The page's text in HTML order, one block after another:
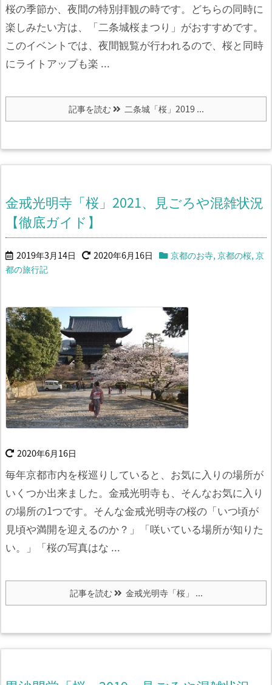
桜の季節か、夜間の特別拝観の時です。 どちらの同時に
楽しみたい方は、「二条城桜まつり」がおすすめです。
このイベントでは、夜間観覧が行われるので、桜と同時
にライトアップも楽 ...
記事を読む 二条城「桜」2019 ...
金戒光明寺「桜」2021、見ごろや混雑状況
【徹底ガイド】
2019年3月14日 2020年6月16日 京都のお寺,京都の桜,京
都の旅行記
2020年6月16日
毎年京都市内を桜巡りしていると、お気に入りの場所が
いくつか出来ました。金戒光明寺も、そんなお気に入り
の場所の1つです。 そんな金戒光明寺の桜の「いつ頃が
見頃や満開を迎えるのか？」「咲いている場所が知りた
い。」「桜の写真はな ...
記事を読む 金戒光明寺「桜」 ...